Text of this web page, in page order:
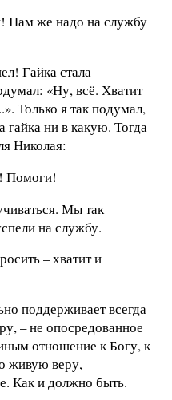
Нам же надо на службу
Гайка стала
«Ну, всё. Хватит
Только я так подумал,
ни в какую. Тогда
Николая:
Помоги!
Мы так
на службу.
– хватит и
поддерживает всегда
– не опосредованное
отношение к Богу, к
живую веру, –
Как и должно быть.